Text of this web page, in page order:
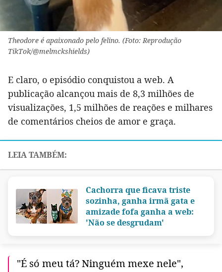
Theodore é apaixonado pelo felino. (Foto: Reprodução
TikTok/@melmckshields)
E claro, o episódio conquistou a web. A
publicação alcançou mais de 8,3 milhões de
visualizações, 1,5 milhões de reações e milhares
de comentários cheios de amor e graça.
Cachorra que ficava triste
sozinha, ganha irmã gata e
amizade fofa ganha a web:
'Não se desgrudam'
"É só meu tá? Ninguém mexe nele",